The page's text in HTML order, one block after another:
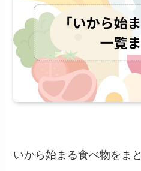
いから始まる食べ物をま